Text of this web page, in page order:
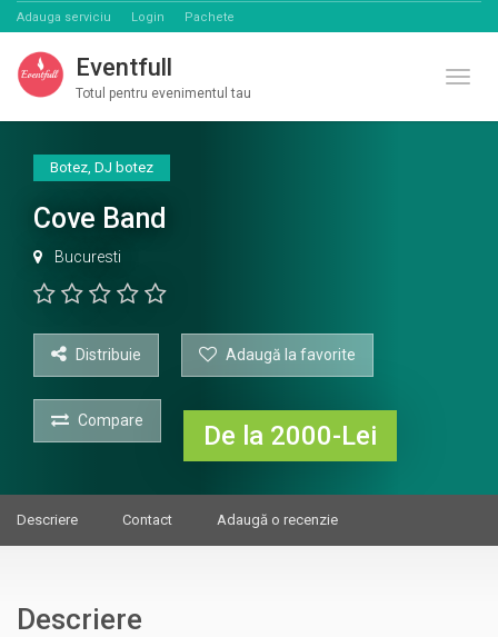
Adauga serviciu Login Pachete
Eventfull
Totul pentru evenimentul tau
Botez, DJ botez
Cove Band
Bucuresti
Distribuie Adaugă la favorite
Compare De la 2000-Lei
Descriere Contact Adaugă o recenzie
Descriere